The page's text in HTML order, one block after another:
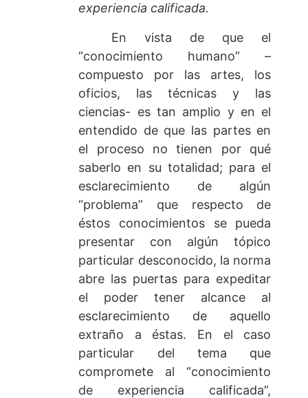
experiencia calificada.
En vista de que el
“conocimiento humano” –
compuesto por las artes, los
oficios, las técnicas y las
ciencias- es tan amplio y en el
entendido de que las partes en
el proceso no tienen por qué
saberlo en su totalidad; para el
esclarecimiento de algún
“problema” que respecto de
éstos conocimientos se pueda
presentar con algún tópico
particular desconocido, la norma
abre las puertas para expeditar
el poder tener alcance al
esclarecimiento de aquello
extraño a éstas. En el caso
particular del tema que
compromete al “conocimiento
de experiencia calificada”,